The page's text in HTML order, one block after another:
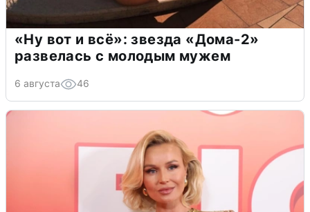
«Ну вот и всё»: звезда «Дома-2»
развелась с молодым мужем
6 августа 46